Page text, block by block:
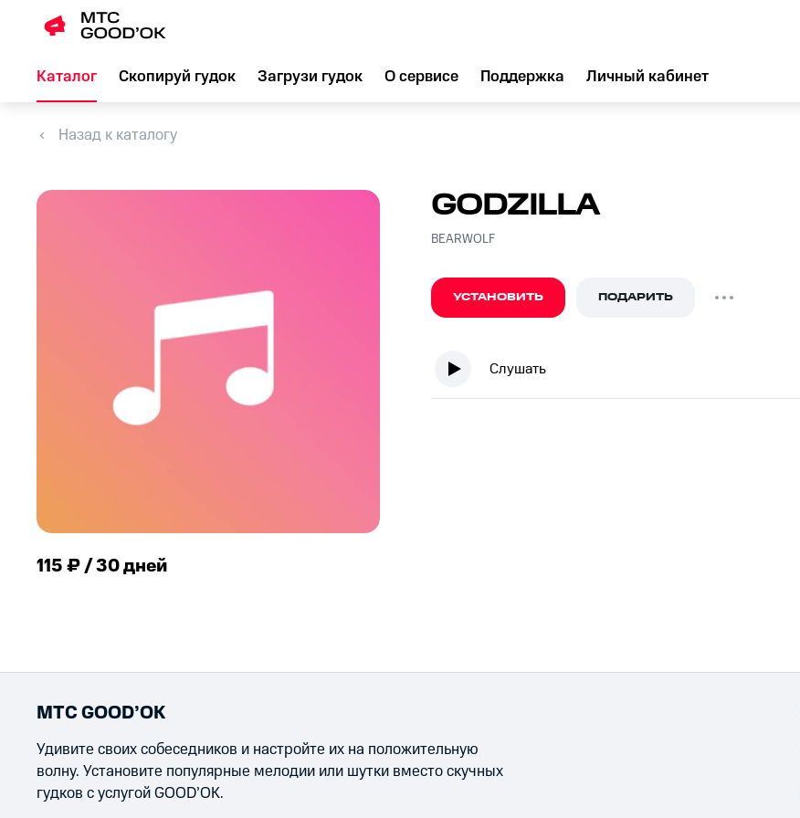
Каталог Скопируй гудок Загрузи гудок О сервисе Поддержка Личный кабинет
Назад к каталогу
115 ₽ / 30 дней
GODZILLA
BEARWOLF
УСТАНОВИТЬ ПОДАРИТЬ
Слушать
МТС GOOD’OK
Удивите своих собеседников и настройте их на положительную
волну. Установите популярные мелодии или шутки вместо скучных
гудков с услугой GOOD’OK.